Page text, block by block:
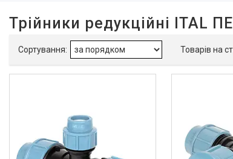
В наявності
14
Виробник
Діаметр першого торця корпусу
75 1
Трійники редукційні ITAL ПЕ